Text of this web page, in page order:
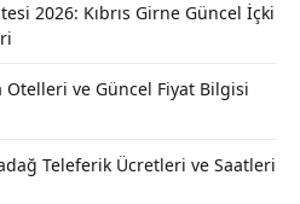
2026: Kıbrıs Girne Güncel İçki
Otelleri ve Güncel Fiyat Bilgisi
Teleferik Ücretleri ve Saatleri